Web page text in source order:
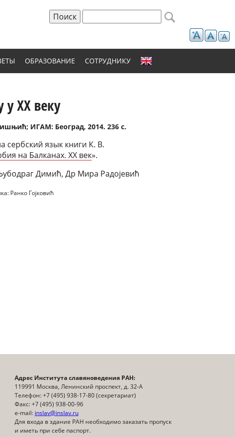
Форма поиска
ОБРАЗОВАНИЕ СОТРУДНИКУ
ХХ веку
ИГАМ: Београд, 2014. 236 с.
сербский язык книги К. В.
на Балканах. ХХ век».
Димић, Др Мира Радојевић
Ранко Гоjковић
Адрес Института славяноведения РАН:
119991 Москва, Ленинский проспект, д. 32-А
Телефон: +7 (495) 938-17-80 (секретариат)
Факс: +7 (495) 938-00-96
e-mail: inslav@inslav.ru
Для входа в здание РАН необходимо заказать пропуск
и иметь при себе паспорт.